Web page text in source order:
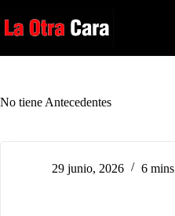
al
contenido
No tiene Antecedentes
29 junio, 2026 6 mins